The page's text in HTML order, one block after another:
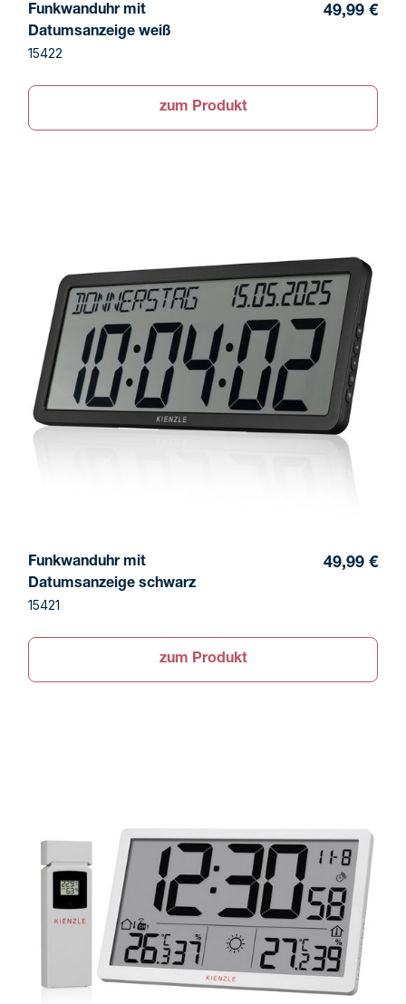
Funkwanduhr mit
Datumsanzeige weiß
15422
49,99 €
zum Produkt
Funkwanduhr mit
Datumsanzeige schwarz
15421
49,99 €
zum Produkt